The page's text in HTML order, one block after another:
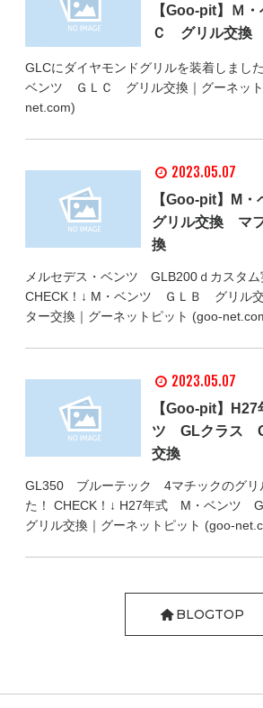
【Goo-pit】Ｍ
Ｃ グリル交換
GLCにダイヤモンドグリルを装着しまし
ベンツ ＧＬＣ グリル交換｜グーネッ
net.com)
2023.05.07
【Goo-pit】M
グリル交換 マ
換
メルセデス・ベンツ GLB200ｄカスタム
CHECK！↓ M・ベンツ ＧＬＢ グリル
ター交換｜グーネットピット (goo-
2023.05.07
【Goo-pit】
ツ GLクラス
交換
GL350 ブルーテック 4マチックのグリ
た！ CHECK！↓ H27年式 M・ベンツ
グリル交換｜グーネットピット (goo-
BLOGTOP